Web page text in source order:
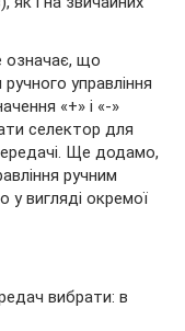
що
управління
«+» і «-»
селектор для
Ще додамо,
ручним
вигляді окремої
вибрати: в